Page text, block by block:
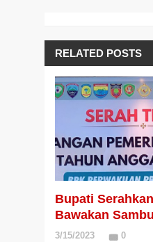
RELATED POSTS
Bupati
Bawakan
3/15/2023 0